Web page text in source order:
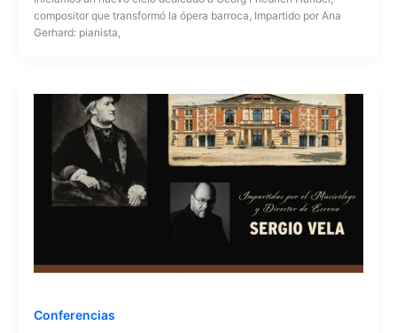
compositor que transformó la ópera barroca, Impartido por Ana
Gerhard: pianista,
Conferencias